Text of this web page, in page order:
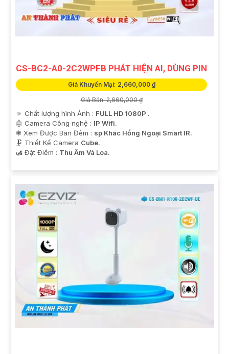
CS-BC2-A0-2C2WPFB PHÁT HIỆN AI, DÙNG PIN
Giá Khuyến Mại: 2,660,000 ₫
Giá Bán: 2,660,000 ₫
🔅 Chất lượng hình Ảnh : FULL HD 1080P .
🤖️ Camera Công nghệ : IP Wifi.
❃ Xem Được Ban Đêm : sp Khác Hồng Ngoại Smart IR.
🗜️ Thiết Kế Camera Cube.
️🛃 Đặt Điểm : Thu Âm Và Loa.